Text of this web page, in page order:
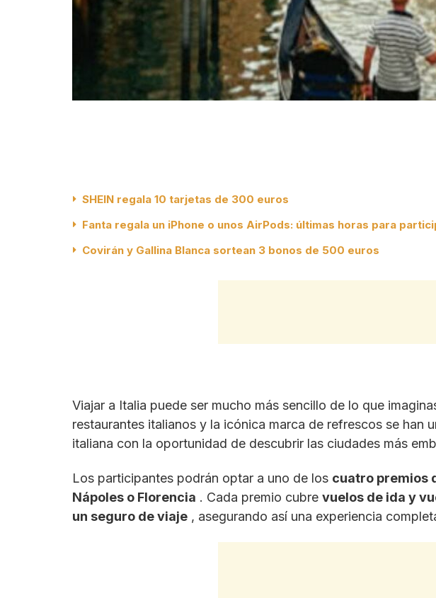
SHEIN regala 10 tarjetas de 300 euros
Fanta regala un iPhone o unos AirPods: últimas horas para
Covirán y Gallina Blanca sortean 3 bonos de 500 euros
Viajar a Italia puede ser mucho más sencillo de lo que
restaurantes italianos y la icónica marca de refrescos se
italiana con la oportunidad de descubrir las ciudades más
Los participantes podrán optar a uno de los cuatro premios
Nápoles o Florencia . Cada premio cubre vuelos de ida y
un seguro de viaje , asegurando así una experiencia